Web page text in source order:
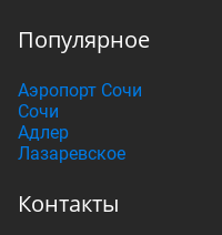
Популярное
Аэропорт Сочи
Сочи
Адлер
Лазаревское
Контакты